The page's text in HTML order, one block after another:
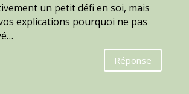
un petit défi en soi, mais
explications pourquoi ne pas
Réponse